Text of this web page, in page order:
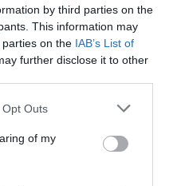
by third parties on the
This information may
on the IAB’s List of
further disclose it to other
Outs
of my
για τη σεζόν
2025-26